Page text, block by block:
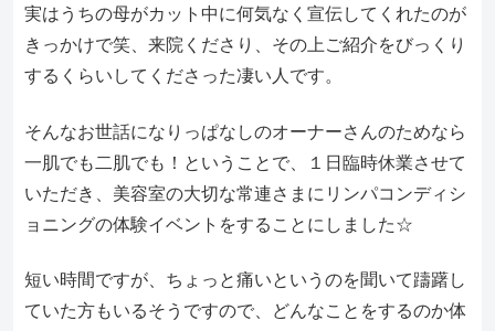
実はうちの母がカット中に何気なく宣伝してくれたのが
きっかけで笑、来院くださり、その上ご紹介をびっくり
するくらいしてくださった凄い人です。
そんなお世話になりっぱなしのオーナーさんのためなら
一肌でも二肌でも！ということで、１日臨時休業させて
いただき、美容室の大切な常連さまにリンパコンディシ
ョニングの体験イベントをすることにしました☆
短い時間ですが、ちょっと痛いというのを聞いて躊躇し
ていた方もいるそうですので、どんなことをするのか体